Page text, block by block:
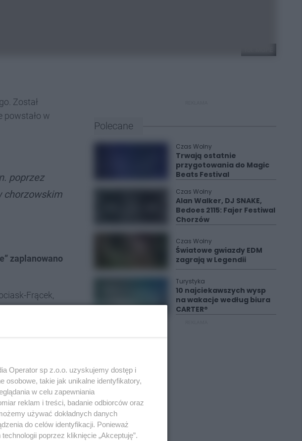
Został
powstało w
poprzez
chorzowskim
zaplanowano
Frącek,
członkini Rady
Instytut im.
edukacji
– regionalne
„Spotkanie
w
Polecane
Czas Wolny
Trwają ostatnie
przygotowania do Magic
Beats Festival
Czas Wolny
Alan Walker, DJ SNAKE,
Bedoes 2115: Fajer Festiwal
Chorzów
Czas Wolny
Światowe gwiazdy EDM
zagrają w Legendii
Turystyka
10 najciekawszych wysp
na wakacje według biura
CARTER®
Operator sp z.o.o. uzyskujemy dostęp i
osobowe, takie jak unikalne identyfikatory,
w celu zapewniania
reklam i treści, badanie odbiorców oraz
używać dokładnych danych
do celów identyfikacji. Ponieważ
poprzez kliknięcie „Akceptuję”.